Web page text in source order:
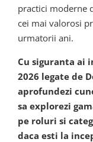
practici moderne
cei mai valorosi
urmatorii ani.
Cu siguranta ai
2026 legate de
aprofundezi
sa explorezi
pe roluri si
daca esti la